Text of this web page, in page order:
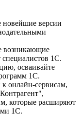
новейшие версии
возникающие
1С.
осваивайте
1С.
онлайн-сервисам,
которые расширяют
1С.